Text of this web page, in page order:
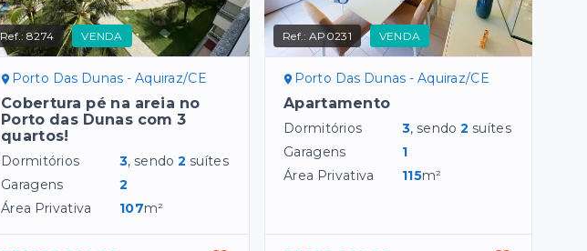
Ref.:8274 VENDA
Porto Das Dunas - Aquiraz/CE
Cobertura pé na areia no
Porto das Dunas com 3
quartos!
Dormitórios 3, sendo2 suítes
Garagens
2
Área Privativa
107m²
Ref.:AP0231 VENDA
Porto Das Dunas - Aquiraz/CE
Apartamento
Dormitórios 3, sendo2 suítes
Garagens
1
Área Privativa
115m²